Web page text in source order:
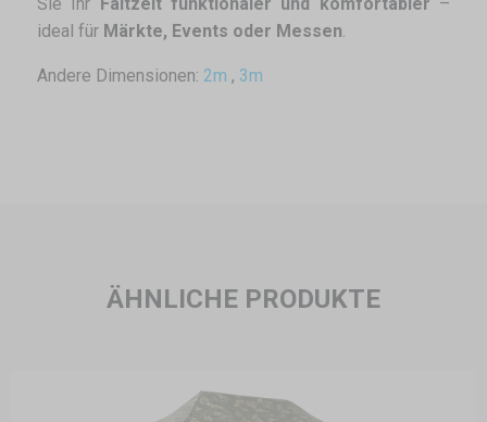
ideal für Märkte, Events oder Messen
Andere Dimensionen: 2m , 3m
ÄHNLICHE PRODUKTE